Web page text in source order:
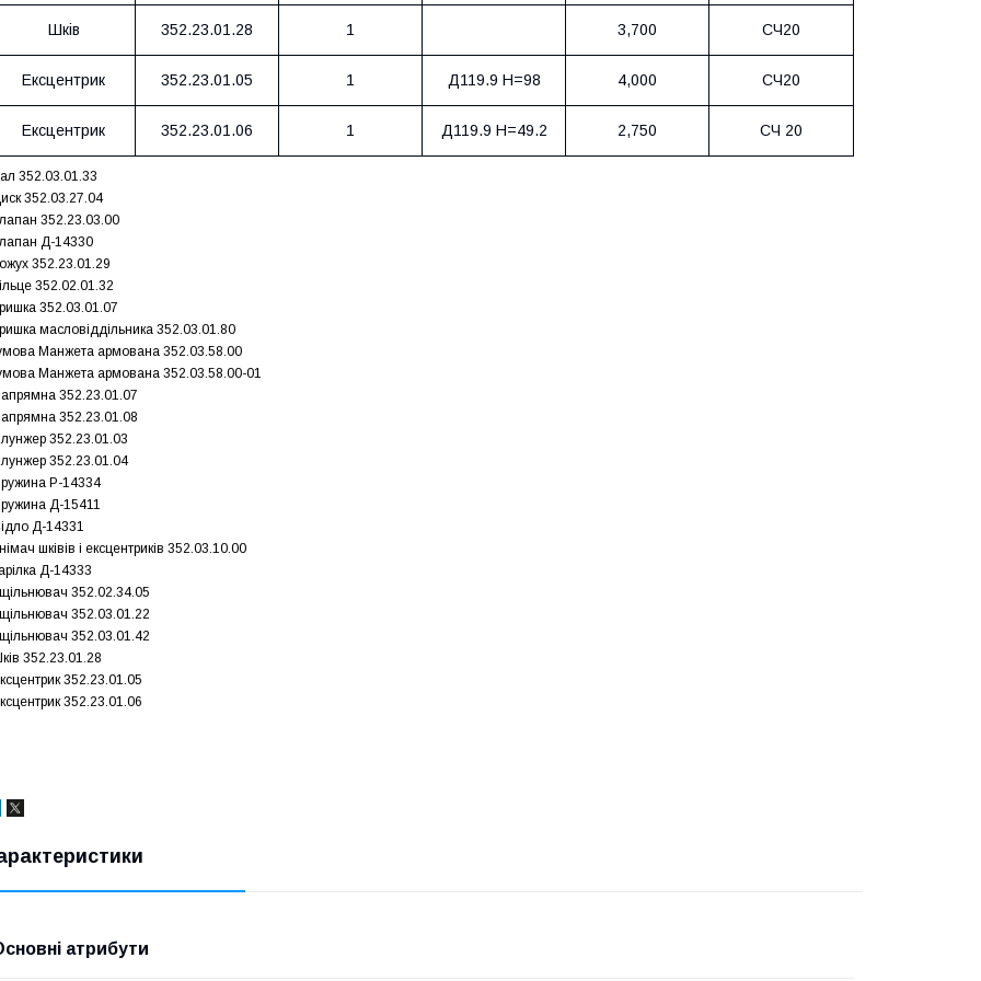
Шків 352.23.01.28 1 3,700 СЧ20
Ексцентрик 352.23.01.05 1 Д119.9 Н=98 4,000 СЧ20
Ексцентрик 352.23.01.06 1 Д119.9 Н=49.2 2,750 СЧ 20
352.03.01.33
352.03.27.04
352.23.03.00
Д-14330
352.23.01.29
352.02.01.32
352.03.01.07
масловіддільника 352.03.01.80
Манжета армована 352.03.58.00
Манжета армована 352.03.58.00-01
352.23.01.07
352.23.01.08
352.23.01.03
352.23.01.04
Р-14334
Д-15411
Д-14331
шківів і ексцентриків 352.03.10.00
Д-14333
352.02.34.05
352.03.01.22
352.03.01.42
352.23.01.28
352.23.01.05
352.23.01.06
атрибути